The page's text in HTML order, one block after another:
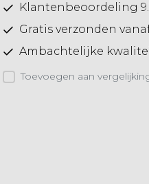
Klantenbeoordeling
Gratis verzonden
Ambachtelijke
Toevoegen aan